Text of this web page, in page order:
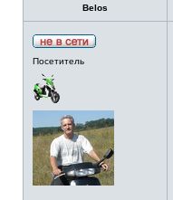
Belos
Посетитель